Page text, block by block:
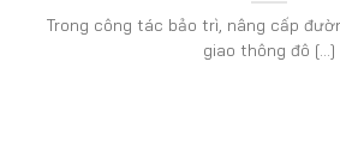
Trong công tác bảo trì, nâng cấp
giao thông đô [...]